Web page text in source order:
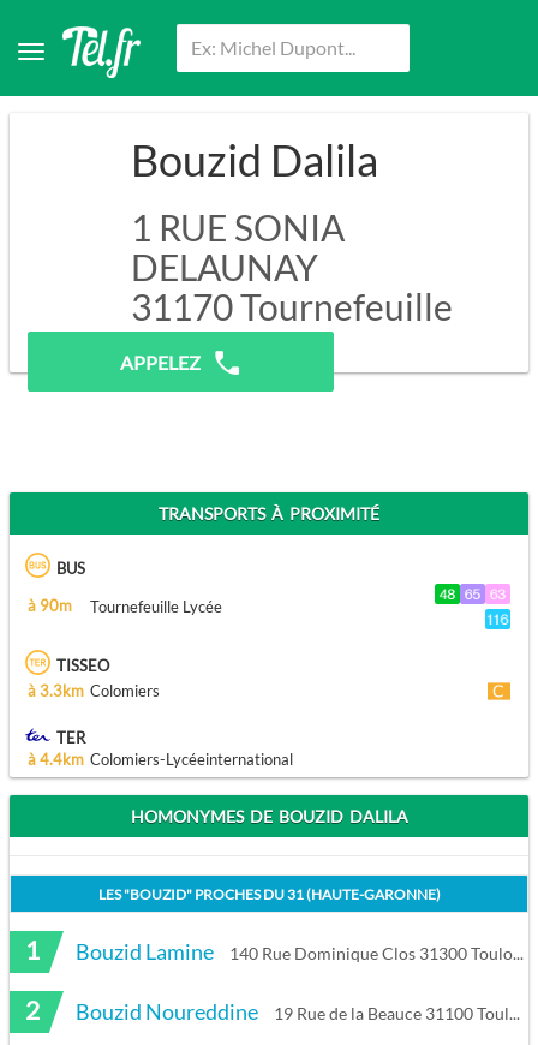
Bouzid Dalila
1 RUE SONIA
DELAUNAY
31170Tournefeuille
Pas de prospection.
APPELEZ
TRANSPORTS À PROXIMITÉ
BUS
à 90m Tournefeuille Lycée
TISSEO
à 3.3km Colomiers
TER
à 4.4km Colomiers-Lycéeinternational
HOMONYMES DE BOUZID DALILA
LES "BOUZID" PROCHES DU31 (HAUTE-GARONNE)
1 Bouzid Lamine 140 Rue Dominique Clos 31300 Toulouse
2 Bouzid Noureddine 19 Rue de la Beauce 31100 Toulouse